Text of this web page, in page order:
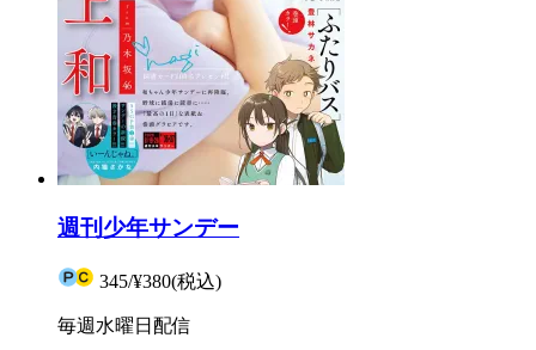
週刊少年サンデー
345/¥380(税込)
毎週水曜日配信